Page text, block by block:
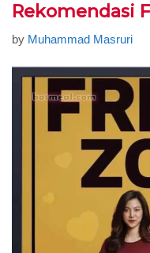
Rekomendasi
by Muhammad Masruri